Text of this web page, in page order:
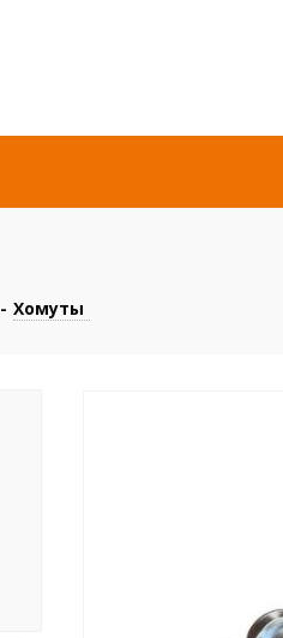
- Хомуты